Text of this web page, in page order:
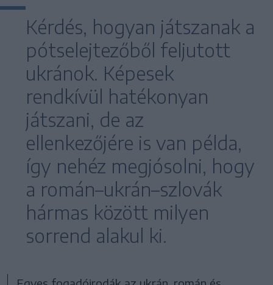
Kérdés, hogyan játszanak a
pótselejtezőből feljutott
ukránok. Képesek
rendkívül hatékonyan
játszani, de az
ellenkezőjére is van példa,
így nehéz megjósolni, hogy
a román–ukrán–szlovák
hármas között milyen
sorrend alakul ki.